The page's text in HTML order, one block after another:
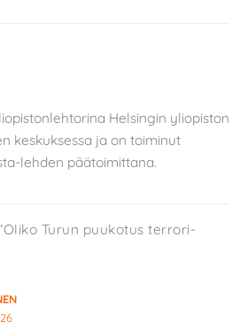
Helsingin yliopiston
keskuksessa ja on toiminut
lehden päätoimittana.
Turun puukotus terrori-